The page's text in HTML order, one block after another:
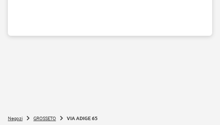
Negozi GROSSETO VIA ADIGE 65